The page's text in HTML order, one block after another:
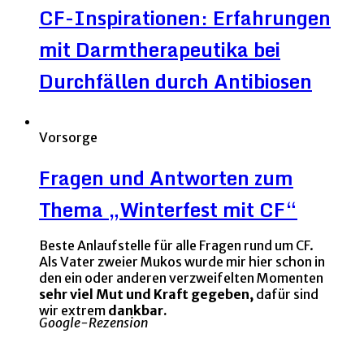
CF-Inspirationen: Erfahrungen
mit Darmtherapeutika bei
Durchfällen durch Antibiosen
Vorsorge
Fragen und Antworten zum
Thema „Winterfest mit CF“
Beste Anlaufstelle für alle Fragen rund um CF.
Als Vater zweier Mukos wurde mir hier schon in
den ein oder anderen verzweifelten Momenten
sehr viel Mut und Kraft gegeben, dafür sind
wir extrem dankbar.
Google-Rezension